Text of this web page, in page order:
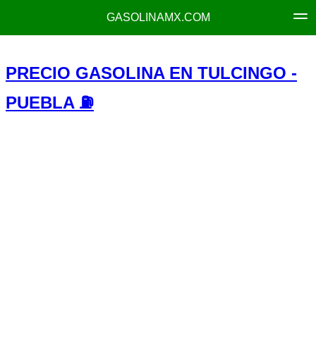
GASOLINAMX.COM
PRECIO GASOLINA EN TULCINGO -
PUEBLA ⛽